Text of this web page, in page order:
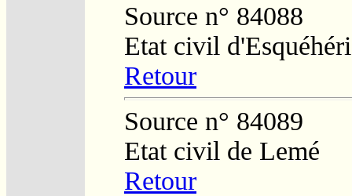
Source n° 84088
Etat civil
Retour
Source n° 84089
Etat civil de Lemé
Retour